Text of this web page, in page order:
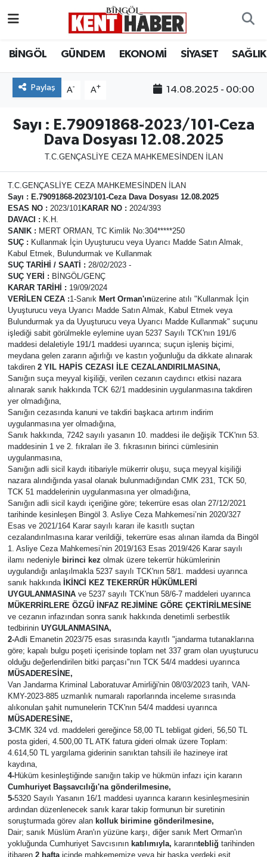
BİNGÖL GÜNDEM EKONOMİ SİYASET SAĞLIK
Paylaş A- A+ 14.08.2025 - 00:00
Sayı : E.79091868-2023/101-Ceza
Dava Dosyası 12.08.2025
T.C.GENÇASLİYE CEZA MAHKEMESİNDEN İLAN
T.C.GENÇASLİYE CEZA MAHKEMESİNDEN İLAN
Sayı : E.79091868-2023/101-Ceza Dava Dosyası 12.08.2025
ESAS NO : 2023/101KARAR NO : 2024/393
DAVACI : K.H.
SANIK : MERT ORMAN, TC Kimlik No:304*****250
SUÇ : Kullanmak İçin Uyuşturucu veya Uyarıcı Madde Satın Almak,
Kabul Etmek, Bulundurmak ve Kullanmak
SUÇ TARİHİ / SAATİ : 28/02/2023 -
SUÇ YERİ : BİNGÖL/GENÇ
KARAR TARİHİ
: 19/09/2024
VERİLEN CEZA :1-Sanık Mert Orman'ınüzerine atılı "Kullanmak İçin
Uyuşturucu veya Uyarıcı Madde Satın Almak, Kabul Etmek veya
Bulundurmak ya da Uyuşturucu veya Uyarıcı Madde Kullanmak" suçunu
işlediği sabit görülmekle eylemine uyan 5237 Sayılı TCK'nın 191/6
maddesi delaletiyle 191/1 maddesi uyarınca; suçun işleniş biçimi,
meydana gelen zararın ağırlığı ve kastın yoğunluğu da dikkate alınarak
takdiren2 YIL HAPİS CEZASI İLE CEZALANDIRILMASINA,
Sanığın suça meyyal kişiliği, verilen cezanın caydırıcı etkisi nazara
alınarak sanık hakkında TCK 62/1 maddesinin uygulanmasına takdiren
yer olmadığına,
Sanığın cezasında kanuni ve takdiri başkaca artırım indirim
uygulanmasına yer olmadığına,
Sanık hakkında, 7242 sayılı yasanın 10. maddesi ile değişik TCK'nın 53.
maddesinin 1 ve 2. fıkraları ile 3. fıkrasının birinci cümlesinin
uygulanmasına,
Sanığın adli sicil kaydı itibariyle mükerrir oluşu, suça meyyal kişiliği
nazara alındığında yasal olanak bulunmadığından CMK 231, TCK 50,
TCK 51 maddelerinin uygulanmasına yer olmadığına,
Sanığın adli sicil kaydı içeriğine göre; tekerrüre esas olan 27/12/2021
tarihinde kesinleşen Bingöl 3. Asliye Ceza Mahkemesi’nin 2020/327
Esas ve 2021/164 Karar sayılı kararı ile kasıtlı suçtan
cezalandırılmasına karar verildiği, tekerrüre esas alınan ilamda da Bingöl
1. Asliye Ceza Mahkemesi’nin 2019/163 Esas 2019/426 Karar sayılı
ilamı nedeniylebirinci kez olmak üzere tekerrür hükümlerinin
uygulandığı anlaşılmakla 5237 sayılı TCK'nın 58/1. maddesi uyarınca
sanık hakkında İKİNCİ KEZ TEKERRÜR HÜKÜMLERİ
UYGULANMASINA ve 5237 sayılı TCK'nun 58/6-7 maddeleri uyarınca
MÜKERRİRLERE ÖZGÜ İNFAZ REJİMİNE GÖRE ÇEKTİRİLMESİNE
ve cezanın infazından sonra sanık hakkında denetimli serbestlik
tedbirinin UYGULANMASINA,
2-Adli Emanetin 2023/75 esas sırasında kayıtlı "jandarma tutanaklarına
göre; kapalı bulgu poşeti içerisinde toplam net 337 gram olan uyuşturucu
olduğu değerlendirilen bitki parçası"nın TCK 54/4 maddesi uyarınca
MÜSADERESİNE,
Van Jandarma Kriminal Laboratuvar Amirliği'nin 08/03/2023 tarih, VAN-
KMY-2023-885 uzmanlık numaralı raporlarında inceleme sırasında
alıkonulan şahit numunelerin TCK'nın 54/4 maddesi uyarınca
MÜSADERESİNE,
3-CMK 324 vd. maddeleri gereğince 58,00 TL tebligat gideri, 56,50 TL
posta gideri, 4.500,00 TL ATK fatura gideri olmak üzere Toplam:
4.614,50 TL yargılama giderinin sanıktan tahsili ile hazineye irat
kaydına,
4-Hüküm kesinleştiğinde sanığın takip ve hükmün infazı için kararın
Cumhuriyet Başsavcılığı'na gönderilmesine,
5-5320 Sayılı Yasanın 16/1 maddesi uyarınca kararın kesinleşmesinin
ardından düzenlenecek sanık karar takip formunun bir suretinin
soruşturmada görev alan kolluk birimine gönderilmesine,
Dair; sanık Müslüm Aran'ın yüzüne karşı, diğer sanık Mert Orman'ın
yokluğunda Cumhuriyet Savcısınınkatılımıyla, kararıntebliğ tarihinden
itibaren 2 haftaiçinde mahkememize veya bir başka yerdeki eşit
BİLİM-TEKNOLOJİ
EĞİTİM
GENÇ
GÜNDEM
KARLIOVA
KİĞI
MERKEZ
RESMİ İLANLAR
SAĞLIK
SİYASET
SOLHAN
SPOR
YAYLADERE
YEDİSU
Bingöl Hava Durumu
Bingöl Trafik Yoğunluk Haritası
Tüm Manşetler
Son Dakika Haberleri
Haber Arşivi